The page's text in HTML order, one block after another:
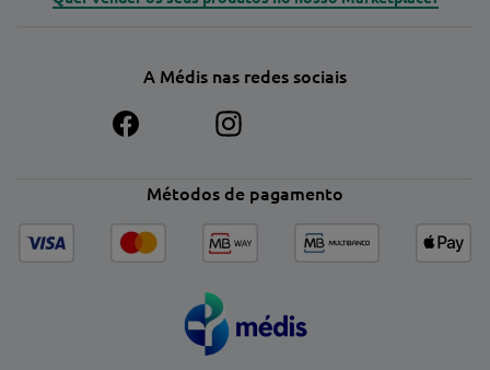
A Médis nas redes sociais
Métodos de pagamento